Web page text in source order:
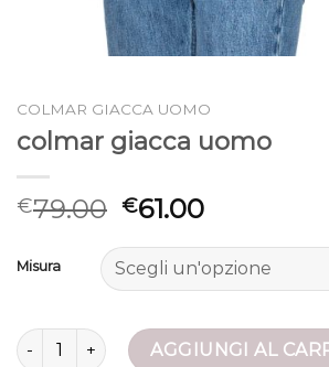
COLMAR GIACCA UOMO
colmar giacca uomo
€79.00 €61.00
Misura
colmar giacca uomo quantità
AGGIUNGI AL